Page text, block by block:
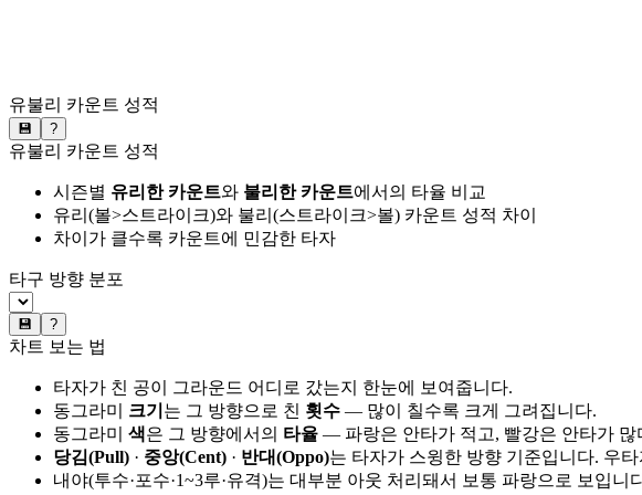
유불리 카운트 성적
💾 ?
유불리 카운트 성적
시즌별 유리한 카운트와 불리한 카운트에서의 타율 비교
유리(볼>스트라이크)와 불리(스트라이크>볼) 카운트 성적 차이
차이가 클수록 카운트에 민감한 타자
타구 방향 분포
💾 ?
차트 보는 법
타자가 친 공이 그라운드 어디로 갔는지 한눈에 보여줍니다.
동그라미 크기 는 그 방향으로 친 횟수 — 많이 칠수록 크게 그려집니다.
동그라미 색은 그 방향에서의 타율 — 파랑은 안타가 적고, 빨강은 안타가 많
당김(Pull) · 중앙(Cent) · 반대(Oppo)는 타자가 스윙한 방향 기준입니다. 우
내야(투수·포수·1~3루·유격)는 대부분 아웃 처리돼서 보통 파랑으로 보입니